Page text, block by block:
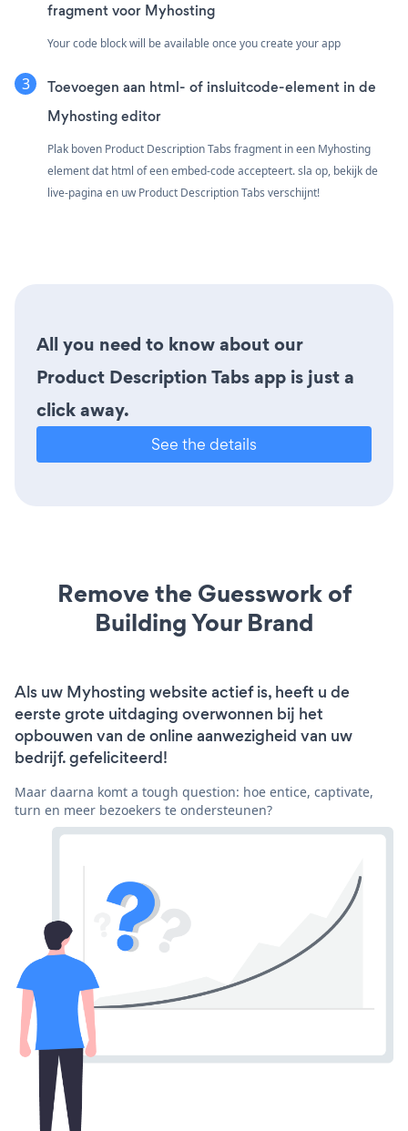
fragment voor Myhosting
Your code block will be available once you create your app
Toevoegen aan html- of insluitcode-element in de
Myhosting editor
Plak boven Product Description Tabs fragment in een Myhosting
element dat html of een embed-code accepteert. sla op, bekijk de
live-pagina en uw Product Description Tabs verschijnt!
All you need to know about our
Product Description Tabs app is just a
click away.
See the details
Remove the Guesswork of
Building Your Brand
Als uw Myhosting website actief is, heeft u de
eerste grote uitdaging overwonnen bij het
opbouwen van de online aanwezigheid van uw
bedrijf. gefeliciteerd!
Maar daarna komt a tough question: hoe entice, captivate,
turn en meer bezoekers te ondersteunen?